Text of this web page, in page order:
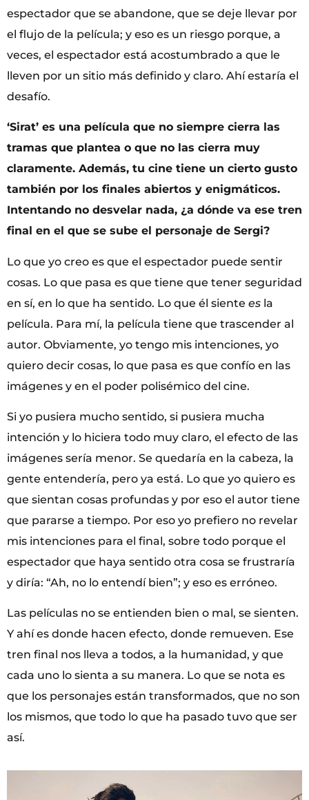
espectador que se abandone, que se deje llevar por
el flujo de la película; y eso es un riesgo porque, a
veces, el espectador está acostumbrado a que le
lleven por un sitio más definido y claro. Ahí estaría el
desafío.
‘Sirat’ es una película que no siempre cierra las
tramas que plantea o que no las cierra muy
claramente. Además, tu cine tiene un cierto gusto
también por los finales abiertos y enigmáticos.
Intentando no desvelar nada, ¿a dónde va ese tren
final en el que se sube el personaje de Sergi?
Lo que yo creo es que el espectador puede sentir
cosas. Lo que pasa es que tiene que tener seguridad
en sí, en lo que ha sentido. Lo que él siente es la
película. Para mí, la película tiene que trascender al
autor. Obviamente, yo tengo mis intenciones, yo
quiero decir cosas, lo que pasa es que confío en las
imágenes y en el poder polisémico del cine.
Si yo pusiera mucho sentido, si pusiera mucha
intención y lo hiciera todo muy claro, el efecto de las
imágenes sería menor. Se quedaría en la cabeza, la
gente entendería, pero ya está. Lo que yo quiero es
que sientan cosas profundas y por eso el autor tiene
que pararse a tiempo. Por eso yo prefiero no revelar
mis intenciones para el final, sobre todo porque el
espectador que haya sentido otra cosa se frustraría
y diría: “Ah, no lo entendí bien”; y eso es erróneo.
Las películas no se entienden bien o mal, se sienten.
Y ahí es donde hacen efecto, donde remueven. Ese
tren final nos lleva a todos, a la humanidad, y que
cada uno lo sienta a su manera. Lo que se nota es
que los personajes están transformados, que no son
los mismos, que todo lo que ha pasado tuvo que ser
así.